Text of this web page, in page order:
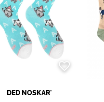
DED NOSKAR'